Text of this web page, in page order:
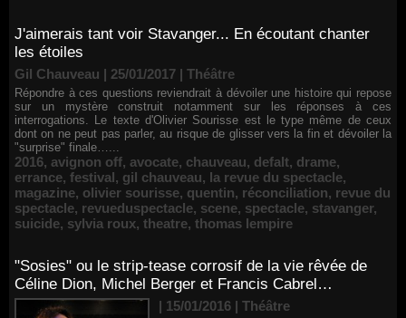
J'aimerais tant voir Stavanger... En écoutant chanter
les étoiles
Gil Chauveau | 25/01/2017 | Théâtre
Répondre à ces questions reviendrait à dévoiler une histoire qui repose
sur un mystère construit notamment sur les réponses à ces
interrogations. Le texte d'Olivier Sourisse est le type même de ceux
dont on ne peut pas parler, au risque de glisser vers la fin et dévoiler la
"surprise" finale…...
2016, avignon off, avocate, chauveau, defalt, drame,
errance, festival, gil chauveau, la revue du spectacle,
magazine, olivier sourisse, quentin, réconciliation, revue du
spectacle, revueduspectacle, scene, spectacle, stavanger,
suicide, sylvia roux, theatre, thomas lempire
"Sosies" ou le strip-tease corrosif de la vie rêvée de
Céline Dion, Michel Berger et Francis Cabrel…
| 15/01/2016 | Théâtre